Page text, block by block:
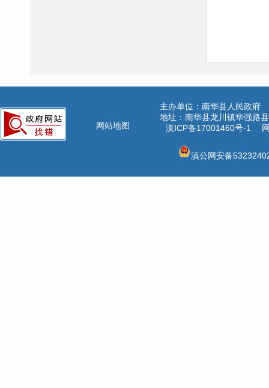
网站地图
主办单位：南华县人民政府
地址：南华县龙川镇华强
滇ICP备17001460号-1
滇公网安备